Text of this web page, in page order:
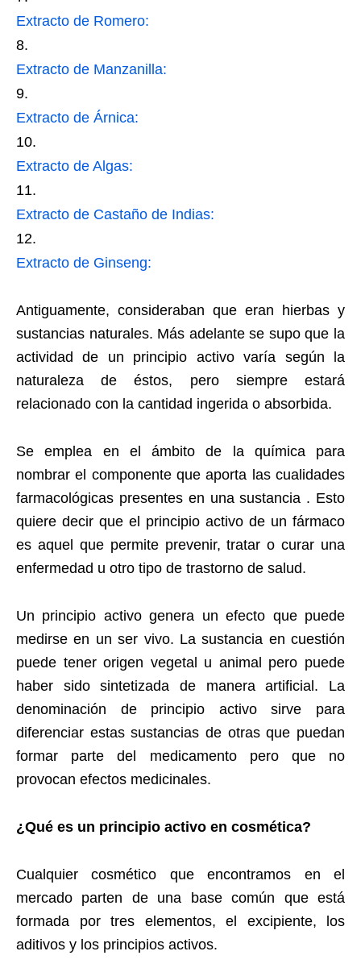
Extracto de Romero:
Extracto de Manzanilla:
Extracto de Árnica:
Extracto de Algas:
Extracto de Castaño de Indias:
Extracto de Ginseng:
Antiguamente, consideraban que eran hierbas y
sustancias naturales. Más adelante se supo que la
actividad de un principio activo varía según la
naturaleza de éstos, pero siempre estará
relacionado con la cantidad ingerida o absorbida.
Se emplea en el ámbito de la química para
nombrar el componente que aporta las cualidades
farmacológicas presentes en una sustancia . Esto
quiere decir que el principio activo de un fármaco
es aquel que permite prevenir, tratar o curar una
enfermedad u otro tipo de trastorno de salud.
Un principio activo genera un efecto que puede
medirse en un ser vivo. La sustancia en cuestión
puede tener origen vegetal u animal pero puede
haber sido sintetizada de manera artificial. La
denominación de principio activo sirve para
diferenciar estas sustancias de otras que puedan
formar parte del medicamento pero que no
provocan efectos medicinales.
¿Qué es un principio activo en cosmética?
Cualquier cosmético que encontramos en el
mercado parten de una base común que está
formada por tres elementos, el excipiente, los
aditivos y los principios activos.